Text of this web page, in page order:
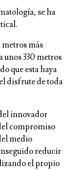
se ha
metros más
unos 330 metros
que esta haya
disfrute de toda
innovador
compromiso
medio
reducir
el propio